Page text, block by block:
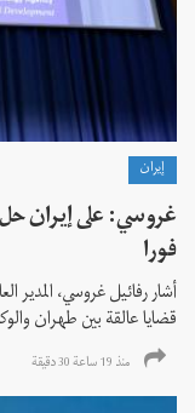
إيران
غروسي: على إيران حل
فورا
أشار رفائيل غروسي، المدير
قضايا عالقة بين طهران
منذ 19 ساعة 30 دقیقة